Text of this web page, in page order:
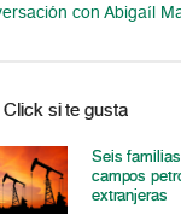
con Abigaíl
Click si te gusta
Seis
campos
extranjeras